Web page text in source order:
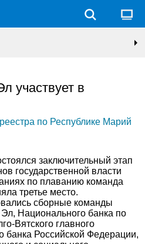
участвует в
по Республике Марий
заключительный этап
государственной власти
по плаванию команда
третье место.
сборные команды
Национального банка по
Вятского главного
банка Российской Федерации,